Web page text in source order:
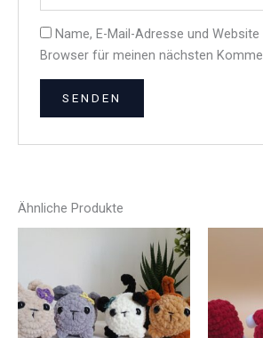
Name, E-Mail-Adresse und
Browser für meinen nächsten
Ähnliche Produkte